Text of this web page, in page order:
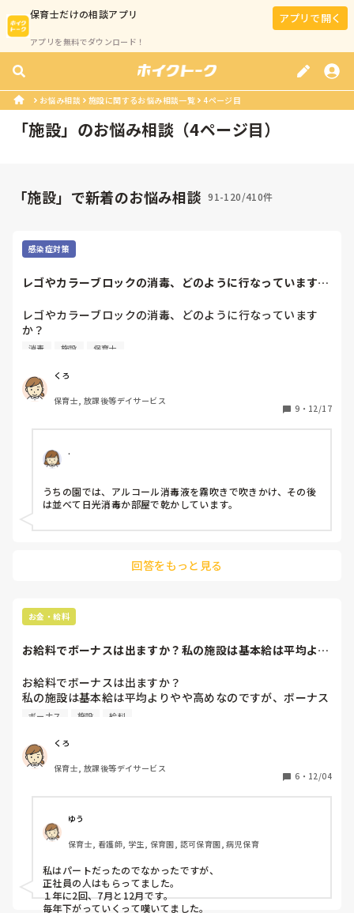
保育士だけの相談アプリ
アプリを無料でダウンロード！
アプリで開く
お悩み相談 施設に関するお悩み相談一覧 4ページ目
「施設」のお悩み相談（4ページ目）
「施設」で新着のお悩み相談 91-120/410件
感染症対策
レゴやカラーブロックの消毒、どのように行なっています
レゴやカラーブロックの消毒、どのように行なっています
か？
私の施設では消毒液を染み込ませたタオルを使って拭き作業
数が多いので出来たら一気に洗浄したいのですがなかなか…
皆さんはどのように洗浄・消毒を行なっていますか？
消毒 施設 保育士
くろ
保育士, 放課後等デイサービス
9 ・ 12/17
.
うちの園では、アルコール消毒液を霧吹きで吹きかけ、その後
は並べて日光消毒か部屋で乾かしています。
回答をもっと見る
お金・給料
お給料でボーナスは出ますか？私の施設は基本給は平均より
お給料でボーナスは出ますか？
私の施設は基本給は平均よりやや高めなのですが、ボーナス
は無しです(泣)
ボーナス 施設 給料
くろ
保育士, 放課後等デイサービス
6 ・ 12/04
ゆう
保育士, 看護師, 学生, 保育園, 認可保育園, 病児保育
私はパートだったのでなかったですが、
正社員の人はもらってました。
１年に2回、7月と12月です。
毎年下がっていくって嘆いてました。